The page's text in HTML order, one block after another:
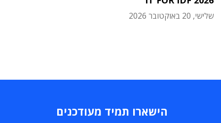
שלישי, 20 באוקטובר 2026
הישארו תמיד מעודכנים